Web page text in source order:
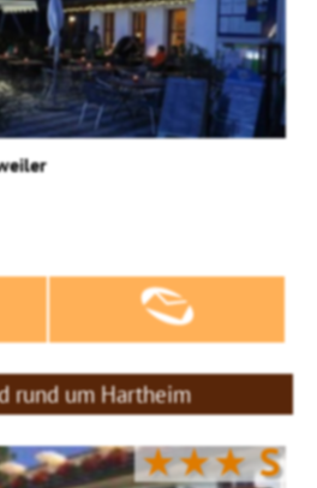
rund um Hartheim
★★★S